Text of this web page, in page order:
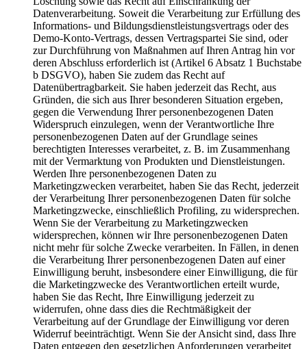
Datenverarbeitung. Soweit die Verarbeitung zur Erfüllung des
Informations- und Bildungsdienstleistungsvertrags oder des
Demo-Konto-Vertrags, dessen Vertragspartei Sie sind, oder
zur Durchführung von Maßnahmen auf Ihren Antrag hin vor
deren Abschluss erforderlich ist (Artikel 6 Absatz 1 Buchstabe
b DSGVO), haben Sie zudem das Recht auf
Datenübertragbarkeit. Sie haben jederzeit das Recht, aus
Gründen, die sich aus Ihrer besonderen Situation ergeben,
gegen die Verwendung Ihrer personenbezogenen Daten
Widerspruch einzulegen, wenn der Verantwortliche Ihre
personenbezogenen Daten auf der Grundlage seines
berechtigten Interesses verarbeitet, z. B. im Zusammenhang
mit der Vermarktung von Produkten und Dienstleistungen.
Werden Ihre personenbezogenen Daten zu
Marketingzwecken verarbeitet, haben Sie das Recht, jederzeit
der Verarbeitung Ihrer personenbezogenen Daten für solche
Marketingzwecke, einschließlich Profiling, zu widersprechen.
Wenn Sie der Verarbeitung zu Marketingzwecken
widersprechen, können wir Ihre personenbezogenen Daten
nicht mehr für solche Zwecke verarbeiten. In Fällen, in denen
die Verarbeitung Ihrer personenbezogenen Daten auf einer
Einwilligung beruht, insbesondere einer Einwilligung, die für
die Marketingzwecke des Verantwortlichen erteilt wurde,
haben Sie das Recht, Ihre Einwilligung jederzeit zu
widerrufen, ohne dass dies die Rechtmäßigkeit der
Verarbeitung auf der Grundlage der Einwilligung vor deren
Widerruf beeinträchtigt. Wenn Sie der Ansicht sind, dass Ihre
Daten entgegen den gesetzlichen Anforderungen verarbeitet